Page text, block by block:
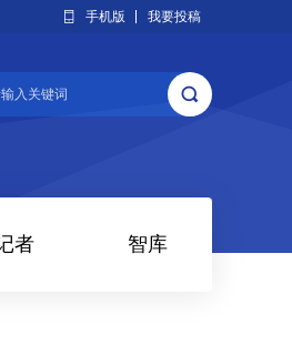
手机版 我要投稿
者 智库